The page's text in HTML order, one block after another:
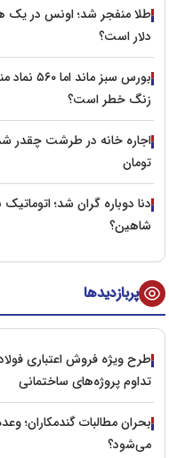
دلار است؟
زنگ خطر است؟
تومان
شاهین؟
پربازدیدها
طرح ویژه فروش اعتباری
تداوم پروژه‌های ساختمانی
می‌شود؟